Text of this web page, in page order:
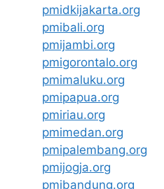
pmidkijakarta.org
pmibali.org
pmijambi.org
pmigorontalo.org
pmimaluku.org
pmipapua.org
pmiriau.org
pmimedan.org
pmipalembang.org
pmijogja.org
pmibandung.org